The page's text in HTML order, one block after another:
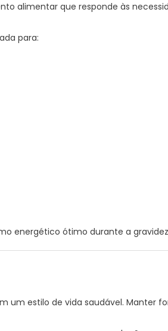
alimentar que responde às
para:
energético ótimo durante a
um estilo de vida saudável. Manter